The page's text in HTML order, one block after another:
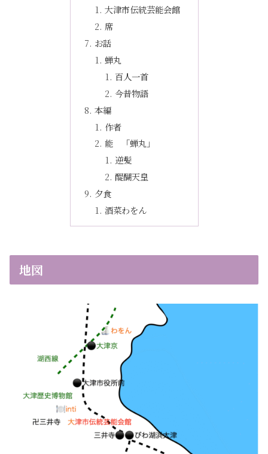
大津市伝統芸能会館
席
お話
蝉丸
百人一首
今昔物語
本編
作者
能 「蝉丸」
逆髪
醍醐天皇
夕食
酒菜わをん
地図